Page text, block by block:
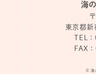
海
東京都
TEL
FAX
© 海